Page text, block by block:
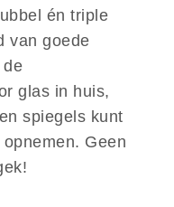
én triple
van goede
de
glas in huis,
spiegels kunt
Geen